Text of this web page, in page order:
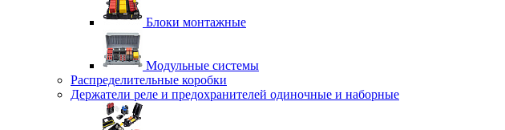
Блоки монтажные
Модульные системы
Распределительные коробки
Держатели реле и предохранителей одиночные и наборные